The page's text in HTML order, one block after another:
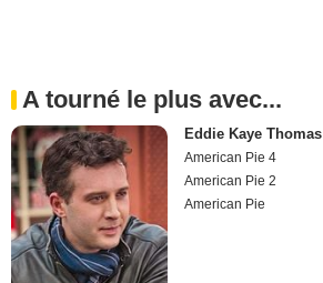
A tourné le plus avec...
Eddie Kaye Thomas
American Pie 4
American Pie 2
American Pie